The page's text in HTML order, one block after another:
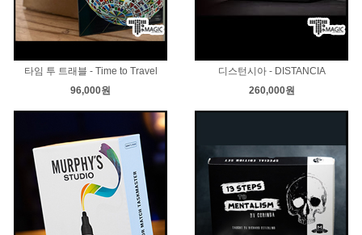
타임 투 트래블 - Time to Travel
96,000원
디스턴시아 - DISTANCIA
260,000원